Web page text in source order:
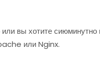
вы хотите
или Nginx.